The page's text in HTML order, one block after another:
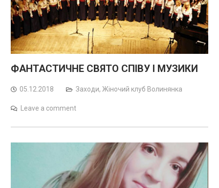
ФАНТАСТИЧНЕ СВЯТО СПІВУ І МУЗИКИ
05.12.2018 Заходи, Жіночий клуб Волинянка
Leave a comment